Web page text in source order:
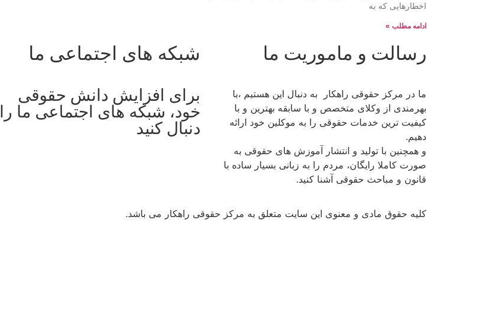
اخطارهایی که به
ادامه مطلب »
رسالت و ماموریت ما
ما در مرکز حقوقی راهکار به دنبال این هستیم ،با
بهرمندی از وکلای متخصص و با سابقه بهترین و با
کیفیت ترین خدمات حقوقی را به موکلین خود ارائه
دهیم.
و همچنین با تولید و انتشار آموزش های حقوقی به
صورت کاملا رایگان، مردم را به زبانی بسیار ساده با
قانون و مباحث حقوقی آشنا کنید.
شبکه های اجتماعی ما
برای افزایش دانش حقوقی
خود، شبکه های اجتماعی ما را
دنبال کنید
کلیه حقوق مادی و معنوی این سایت متعلق به مرکز حقوقی راهکار می باشد.